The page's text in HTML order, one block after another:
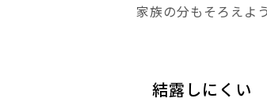
家族の分もそろえよ
結露しにくい